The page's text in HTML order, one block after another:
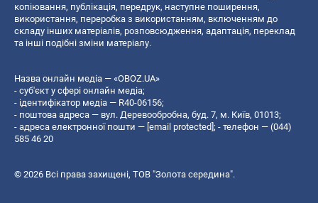
копiювання, публiкацiя, передрук, наступне поширення,
використання, переробка з використанням, включенням до
складу інших матеріалів, розповсюдження, адаптація, переклад
та інші подібні зміни матеріалу.
Назва онлайн медіа — «OBOZ.UA»
- суб'єкт у сфері онлайн медіа;
- ідентифікатор медіа — R40-06156;
- поштова адреса — вул. Деревообробна, буд. 7, м. Київ, 01013;
- адреса електронної пошти — [email protected] ; - телефон — (044)
585 46 20
© 2026 Всі права захищені, ТОВ "Золота середина".